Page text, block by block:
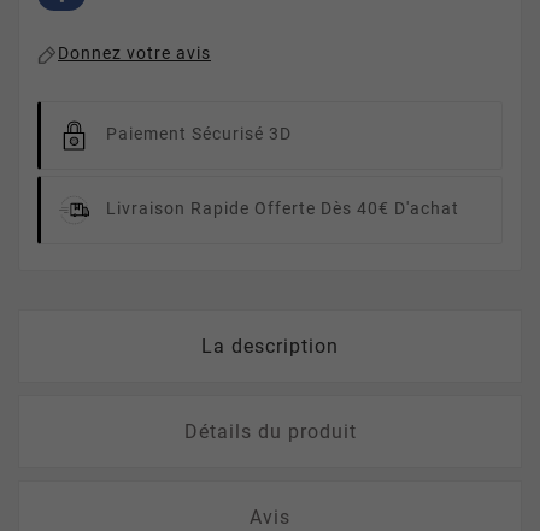
Donnez votre avis
Paiement Sécurisé 3D
Livraison Rapide Offerte Dès 40€ D'achat
La description
Détails du produit
Avis